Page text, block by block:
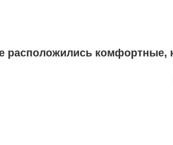
расположились комфортные,